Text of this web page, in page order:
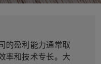
的盈利能力通常取
率和技术专长。大